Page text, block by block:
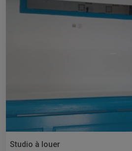
Studio à louer